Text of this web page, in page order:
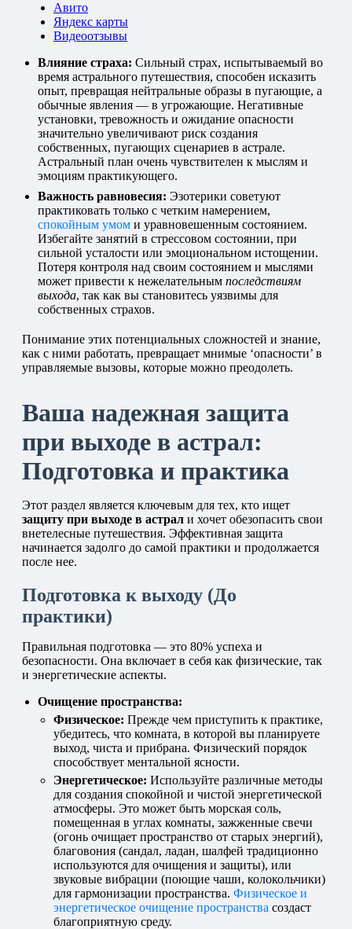
Авито
Яндекс карты
Видеоотзывы
Влияние страха: Сильный страх, испытываемый во
время астрального путешествия, способен исказить
опыт, превращая нейтральные образы в пугающие, а
обычные явления — в угрожающие. Негативные
установки, тревожность и ожидание опасности
значительно увеличивают риск создания
собственных, пугающих сценариев в астрале.
Астральный план очень чувствителен к мыслям и
эмоциям практикующего.
Важность равновесия: Эзотерики советуют
практиковать только с четким намерением,
спокойным умом и уравновешенным состоянием.
Избегайте занятий в стрессовом состоянии, при
сильной усталости или эмоциональном истощении.
Потеря контроля над своим состоянием и мыслями
может привести к нежелательным последствиям
выхода, так как вы становитесь уязвимы для
собственных страхов.
Понимание этих потенциальных сложностей и знание,
как с ними работать, превращает мнимые ‘опасности’ в
управляемые вызовы, которые можно преодолеть.
Ваша надежная защита
при выходе в астрал:
Подготовка и практика
Этот раздел является ключевым для тех, кто ищет
защиту при выходе в астрал и хочет обезопасить свои
внетелесные путешествия. Эффективная защита
начинается задолго до самой практики и продолжается
после нее.
Подготовка к выходу (До
практики)
Правильная подготовка — это 80% успеха и
безопасности. Она включает в себя как физические, так
и энергетические аспекты.
Очищение пространства:
Физическое: Прежде чем приступить к практике,
убедитесь, что комната, в которой вы планируете
выход, чиста и прибрана. Физический порядок
способствует ментальной ясности.
Энергетическое: Используйте различные методы
для создания спокойной и чистой энергетической
атмосферы. Это может быть морская соль,
помещенная в углах комнаты, зажженные свечи
(огонь очищает пространство от старых энергий),
благовония (сандал, ладан, шалфей традиционно
используются для очищения и защиты), или
звуковые вибрации (поющие чаши, колокольчики)
для гармонизации пространства. Физическое и
энергетическое очищение пространства создаст
благоприятную среду.